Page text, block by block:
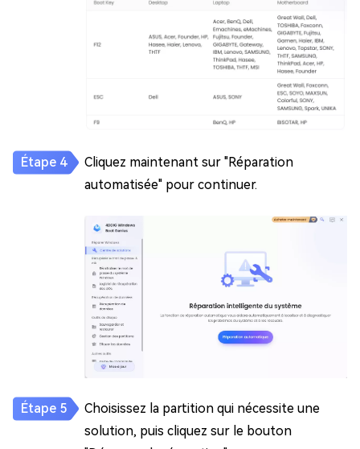
Cliquez maintenant sur "Réparation
automatisée" pour continuer.
Choisissez la partition qui nécessite une
solution, puis cliquez sur le bouton